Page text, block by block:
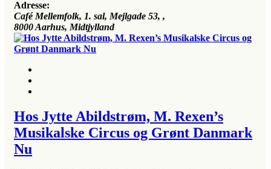
Adresse:
Café Mellemfolk, 1. sal, Mejlgade 53, ,
8000Aarhus, Midtjylland
Hos Jytte Abildstrøm, M. Rexen’s
Musikalske Circus og Grønt Danmark
Nu